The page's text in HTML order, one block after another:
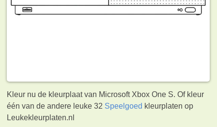
Kleur nu de kleurplaat van Microsoft Xbox One S. Of kleur
één van de andere leuke 32 Speelgoed kleurplaten op
Leukekleurplaten.nl